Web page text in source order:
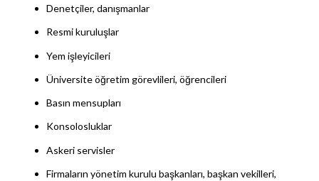
Denetçiler, danışmanlar
Resmi kuruluşlar
Yem işleyicileri
Üniversite öğretim görevlileri, öğrencileri
Basın mensupları
Konsolosluklar
Askeri servisler
Firmaların yönetim kurulu başkanları, başkan vekilleri,